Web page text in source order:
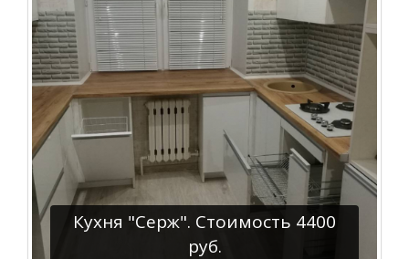
Кухня "Серж". Стоимость 4400
руб.